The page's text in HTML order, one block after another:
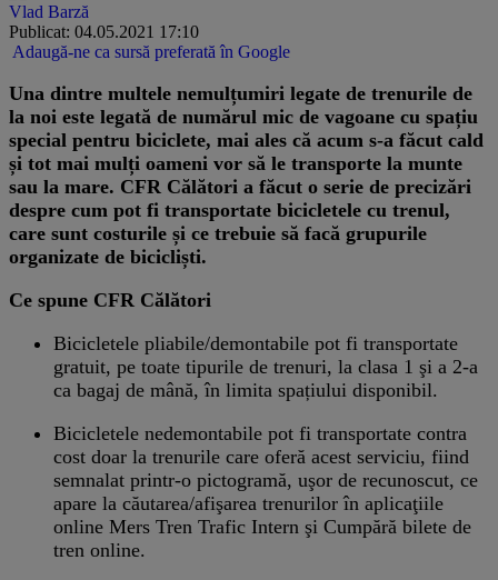
Vlad Barză
Publicat: 04.05.2021 17:10
Adaugă-ne ca sursă preferată în Google
Una dintre multele nemulțumiri legate de trenurile de
la noi este legată de numărul mic de vagoane cu spațiu
special pentru biciclete, mai ales că acum s-a făcut cald
și tot mai mulți oameni vor să le transporte la munte
sau la mare. CFR Călători a făcut o serie de precizări
despre cum pot fi transportate bicicletele cu trenul,
care sunt costurile și ce trebuie să facă grupurile
organizate de bicicliști.
Ce spune CFR Călători
Bicicletele pliabile/demontabile pot fi transportate
gratuit, pe toate tipurile de trenuri, la clasa 1 şi a 2-a
ca bagaj de mână, în limita spațiului disponibil.
Bicicletele nedemontabile pot fi transportate contra
cost doar la trenurile care oferă acest serviciu, fiind
semnalat printr-o pictogramă, uşor de recunoscut, ce
apare la căutarea/afişarea trenurilor în aplicaţiile
online Mers Tren Trafic Intern şi Cumpără bilete de
tren online.